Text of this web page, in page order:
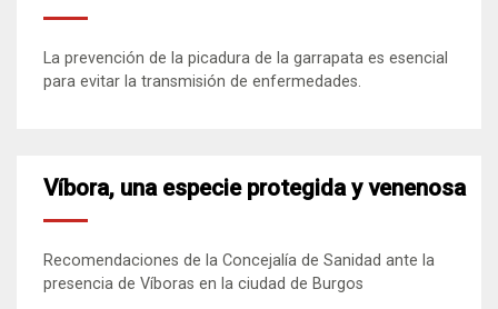
La prevención de la picadura de la garrapata es esencial
para evitar la transmisión de enfermedades.
Víbora, una especie protegida y venenosa
Recomendaciones de la Concejalía de Sanidad ante la
presencia de Víboras en la ciudad de Burgos